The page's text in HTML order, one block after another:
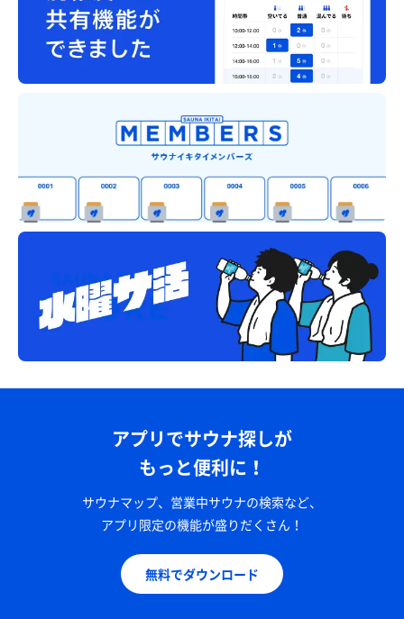
アプリでサウナ探しが
もっと便利に！
サウナマップ、営業中サウナの検索など、
アプリ限定の機能が盛りだくさん！
無料でダウンロード